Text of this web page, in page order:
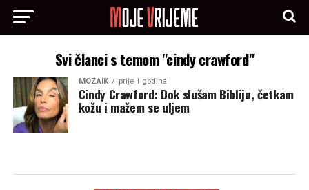
Svi članci s temom "cindy crawford"
MOZAIK prije 1 godina
Cindy Crawford: Dok slušam Bibliju, četkam
kožu i mažem se uljem